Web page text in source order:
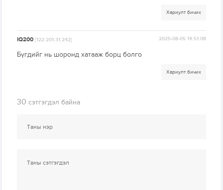
Хариулт бичих
IQ200[122.201.31.242] 2025-08-05 14:51:08
Бүгдийг нь шоронд хатааж борц болго
Хариулт бичих
30 сэтгэгдэл байна